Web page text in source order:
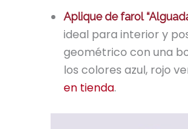
Aplique de farol
ideal para interior y
geométrico con una
los colores azul, rojo
en tienda.